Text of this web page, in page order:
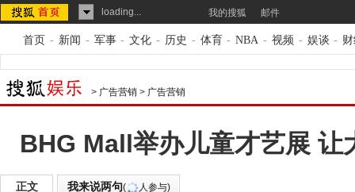
loading... 我的搜狐 邮件
首页 - 新闻 - 军事 - 文化 - 历史 - 体育 - NBA - 视频 - 娱谈 -
> 广告营销 > 广告营销
BHG Mall举办儿童才艺展 让
正文 我来说两句( 人参与)